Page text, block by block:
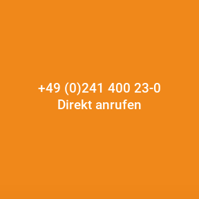
+49 (0)241 400 23-0
Direkt anrufen